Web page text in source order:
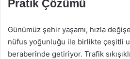
Pratik Çözümü
Günümüz şehir yaşamı, hızla
nüfus yoğunluğu ile birlikte çeşitli
beraberinde getiriyor. Trafik